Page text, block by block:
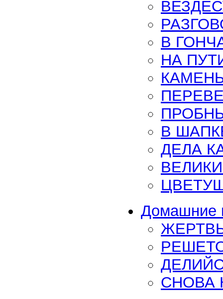
В
НА
В
ДЕЛА
Домашние
СНОВА